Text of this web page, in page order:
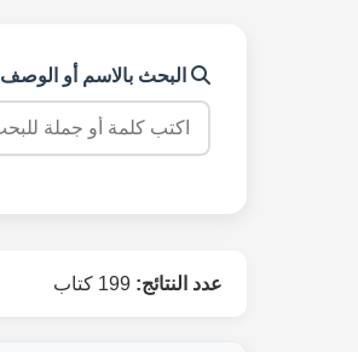
البحث بالاسم أو الوصف
عدد النتائج: